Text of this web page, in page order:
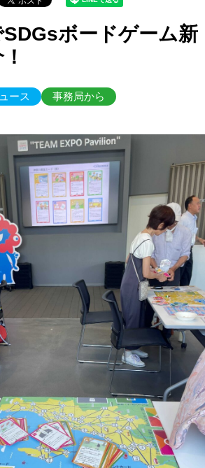
ボードゲーム新
ース 事務局から